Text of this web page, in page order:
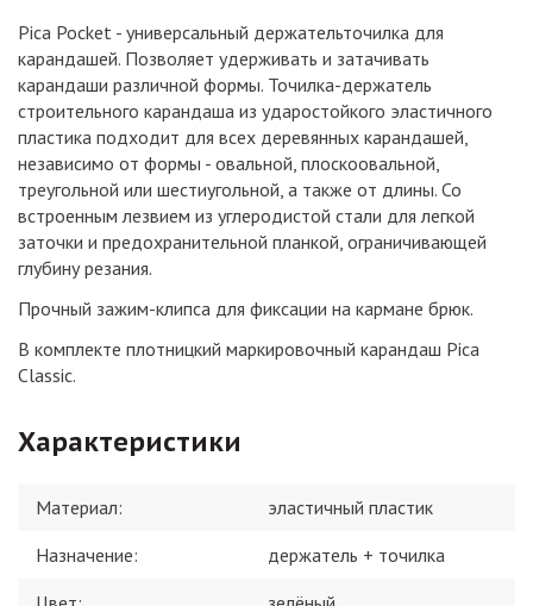
Pica Pocket - универсальный держательточилка для
карандашей. Позволяет удерживать и затачивать
карандаши различной формы. Точилка-держатель
строительного карандаша из ударостойкого эластичного
пластика подходит для всех деревянных карандашей,
независимо от формы - овальной, плоскоовальной,
треугольной или шестиугольной, а также от длины. Со
встроенным лезвием из углеродистой стали для легкой
заточки и предохранительной планкой, ограничивающей
глубину резания.
Прочный зажим-клипса для фиксации на кармане брюк.
В комплекте плотницкий маркировочный карандаш Pica
Classic.
Характеристики
Материал:
эластичный пластик
Назначение:
держатель + точилка